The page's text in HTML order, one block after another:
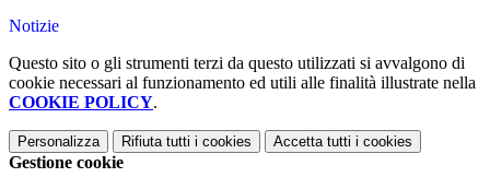
Notizie
Questo sito o gli strumenti terzi da questo utilizzati si avvalgono di
cookie necessari al funzionamento ed utili alle finalità illustrate nella
COOKIE POLICY.
Personalizza Rifiuta tutti i cookies Accetta tutti i cookies
Gestione cookie